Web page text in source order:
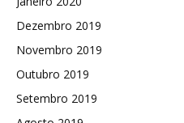
Dezembro 2019
Novembro 2019
Outubro 2019
Setembro 2019